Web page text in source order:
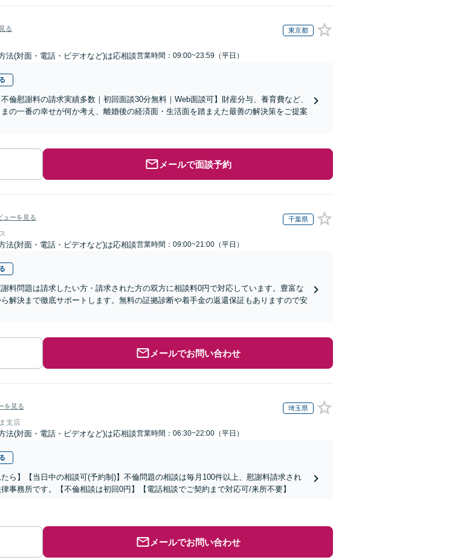
る 東京都
法(対面・電話・ビデオなど)は応相談営業時間：09:00~23:59（平日）
倫慰謝料の請求実績多数｜初回面談30分無料｜Web面談可】財産分与、養育費など、
の一番の幸せが何か考え、離婚後の経済面・生活面を踏まえた最善の解決策をご提案
メールで面談予約
ューを見る 千葉県
法(対面・電話・ビデオなど)は応相談営業時間：09:00~21:00（平日）
謝料問題は請求したい方・請求された方の双方に相談料0円で対応しています。豊富な
解決まで徹底サポートします。無料の証拠診断や着手金の返還保証もありますので安
メールでお問い合わせ
を見る 埼玉県
支店
法(対面・電話・ビデオなど)は応相談営業時間：06:30~22:00（平日）
たら】【当日中の相談可(予約制)】不倫問題の相談は毎月100件以上、慰謝料請求され
事務所です。【不倫相談は初回0円】【電話相談でご契約まで対応可/来所不要】
メールでお問い合わせ